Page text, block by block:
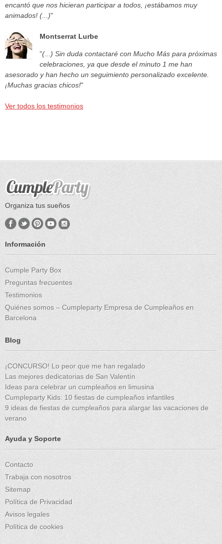
encantó que nos hicieran participar a todos, ¡estábamos muy
animados! (...)"
Montserrat Lurbe
"(...) Sin duda contactaré con Mucho Más para próximas
celebraciones, ya que desde el minuto 1 me han
asesorado y han hecho un seguimiento personalizado excelente.
¡Muchas gracias chicos!"
Ver todos los testimonios
Organiza tus sueños
Información
Cumple Party Box
Preguntas frecuentes
Testimonios
Quiénes somos – Cumpleparty Empresa de Cumpleaños en
Barcelona
Blog
¡CONCURSO! Lo peor que me han regalado
Las mejores dedicatorias de San Valentín
Ideas para celebrar un cumpleaños en limusina
Cumpleparty Kids: 10 fiestas de cumpleaños infantiles
9 ideas de fiestas de cumpleaños para alargar las vacaciones de
verano
Ayuda y Soporte
Contacto
Trabaja con nosotros
Sitemap
Política de Privacidad
Avisos legales
Política de cookies